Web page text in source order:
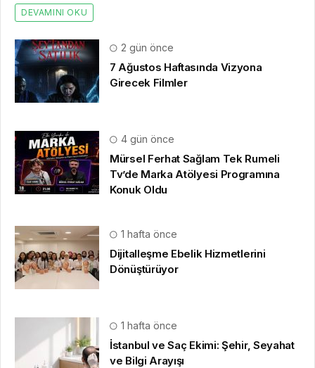
DEVAMINI OKU
2 gün önce
7 Ağustos Haftasında Vizyona
Girecek Filmler
4 gün önce
Mürsel Ferhat Sağlam Tek Rumeli
Tv’de Marka Atölyesi Programına
Konuk Oldu
1 hafta önce
Dijitalleşme Ebelik Hizmetlerini
Dönüştürüyor
1 hafta önce
İstanbul ve Saç Ekimi: Şehir, Seyahat
ve Bilgi Arayışı